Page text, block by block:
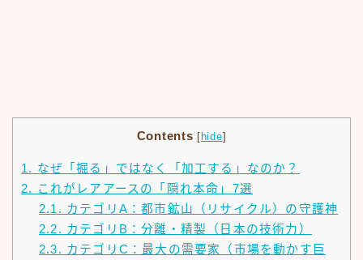
Contents [ hide]
1. なぜ「掘る」ではなく「加工する」なのか？
2.
これがレアアースの「隠れ本命」7選
2.1. カテゴリA：都市鉱山（リサイクル）の守護神
2.2. カテゴリB：分離・精製（日本の技術力）
2.3. カテゴリC：最大の需要家（市場を動かす巨